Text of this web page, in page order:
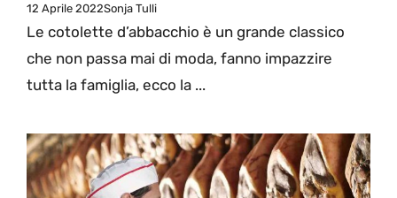
12 Aprile 2022Sonja Tulli
Le cotolette d’abbacchio è un grande classico
che non passa mai di moda, fanno impazzire
tutta la famiglia, ecco la ...